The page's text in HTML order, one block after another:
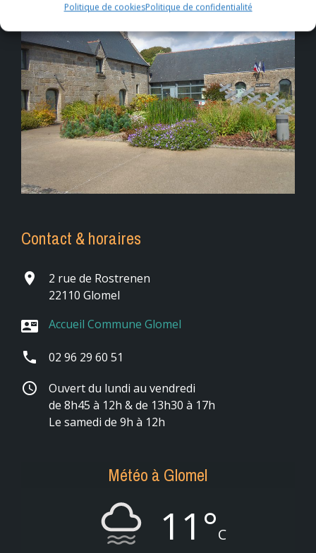
Politique de cookiesPolitique de confidentialité
Contact & horaires
place
2 rue de Rostrenen
22110 Glomel
contact_mail Accueil Commune Glomel
phone 02 96 29 60 51
schedule
Ouvert du lundi au vendredi
de 8h45 à 12h & de 13h30 à 17h
Le samedi de 9h à 12h
Météo à Glomel
11°C